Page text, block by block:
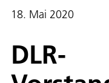
18. Mai 2020
DLR-